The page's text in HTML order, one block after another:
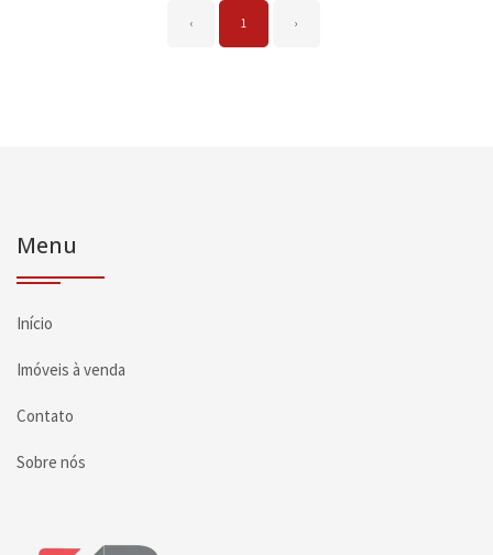
‹ 1 ›
Menu
Início
Imóveis à venda
Contato
Sobre nós